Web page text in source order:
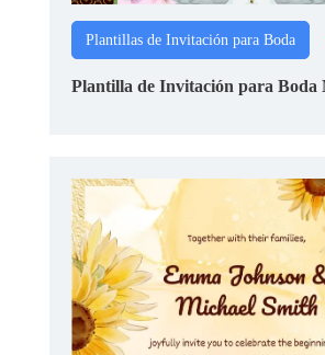
Plantillas de Invitación para Boda
Plantilla de Invitación para Boda